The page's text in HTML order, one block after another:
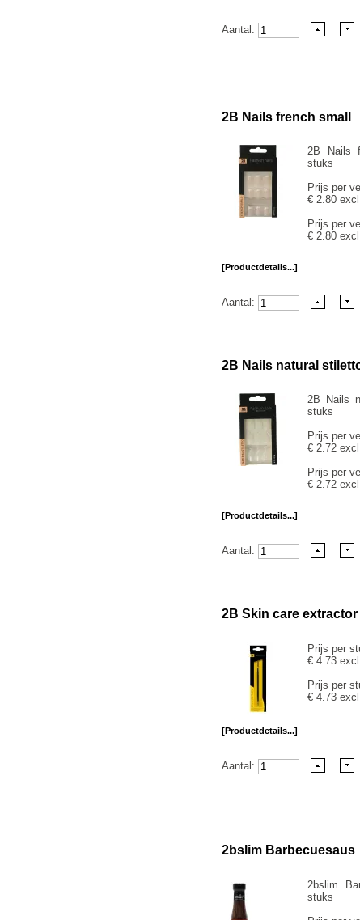
Aantal:
2B Nails french small
2B Nails
stuks
Prijs per
€ 2.80
Prijs per
€ 2.80
[Productdetails...]
Aantal:
2B Nails natural
2B Nails
stuks
Prijs per
€ 2.72
Prijs per
€ 2.72
[Productdetails...]
Aantal:
2B Skin care extractor
Prijs per
€ 4.73
Prijs per
€ 4.73
[Productdetails...]
Aantal:
2bslim Barbecuesaus
2bslim
stuks